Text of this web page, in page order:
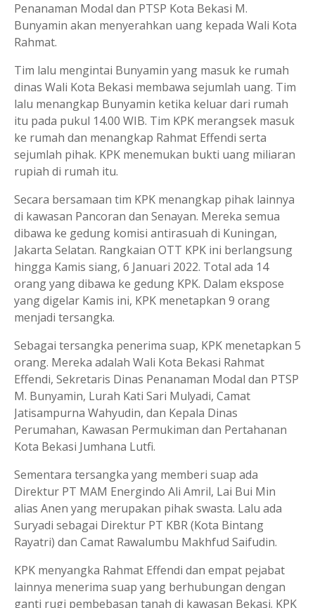
Penanaman Modal dan PTSP Kota Bekasi M.
Bunyamin akan menyerahkan uang kepada Wali Kota
Rahmat.
Tim lalu mengintai Bunyamin yang masuk ke rumah
dinas Wali Kota Bekasi membawa sejumlah uang. Tim
lalu menangkap Bunyamin ketika keluar dari rumah
itu pada pukul 14.00 WIB. Tim KPK merangsek masuk
ke rumah dan menangkap Rahmat Effendi serta
sejumlah pihak. KPK menemukan bukti uang miliaran
rupiah di rumah itu.
Secara bersamaan tim KPK menangkap pihak lainnya
di kawasan Pancoran dan Senayan. Mereka semua
dibawa ke gedung komisi antirasuah di Kuningan,
Jakarta Selatan. Rangkaian OTT KPK ini berlangsung
hingga Kamis siang, 6 Januari 2022. Total ada 14
orang yang dibawa ke gedung KPK. Dalam ekspose
yang digelar Kamis ini, KPK menetapkan 9 orang
menjadi tersangka.
Sebagai tersangka penerima suap, KPK menetapkan 5
orang. Mereka adalah Wali Kota Bekasi Rahmat
Effendi, Sekretaris Dinas Penanaman Modal dan PTSP
M. Bunyamin, Lurah Kati Sari Mulyadi, Camat
Jatisampurna Wahyudin, dan Kepala Dinas
Perumahan, Kawasan Permukiman dan Pertahanan
Kota Bekasi Jumhana Lutfi.
Sementara tersangka yang memberi suap ada
Direktur PT MAM Energindo Ali Amril, Lai Bui Min
alias Anen yang merupakan pihak swasta. Lalu ada
Suryadi sebagai Direktur PT KBR (Kota Bintang
Rayatri) dan Camat Rawalumbu Makhfud Saifudin.
KPK menyangka Rahmat Effendi dan empat pejabat
lainnya menerima suap yang berhubungan dengan
ganti rugi pembebasan tanah di kawasan Bekasi. KPK